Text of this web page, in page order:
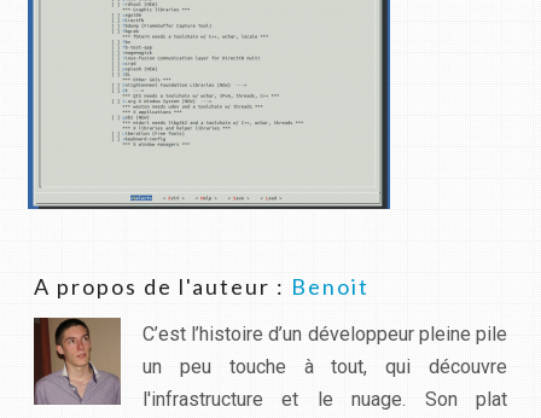
A propos de l'auteur : Benoit
C’est l’histoire d’un développeur pleine pile
un peu touche à tout, qui découvre
l'infrastructure et le nuage. Son plat